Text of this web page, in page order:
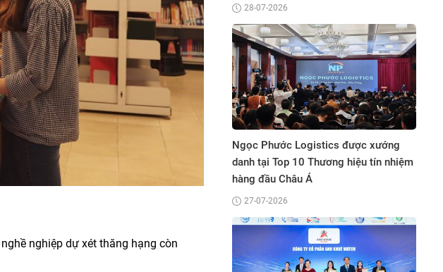
nghiệp dự xét thăng hạng còn
04-08-2026
ROX Living - 1 trong 10 thương hiệu
bất động sản uy tín hàng đầu Châu Á
31-07-2026
28-07-2026
Ngọc Phước Logistics được xướng
danh tại Top 10 Thương hiệu tín nhiệm
hàng đầu Châu Á
27-07-2026